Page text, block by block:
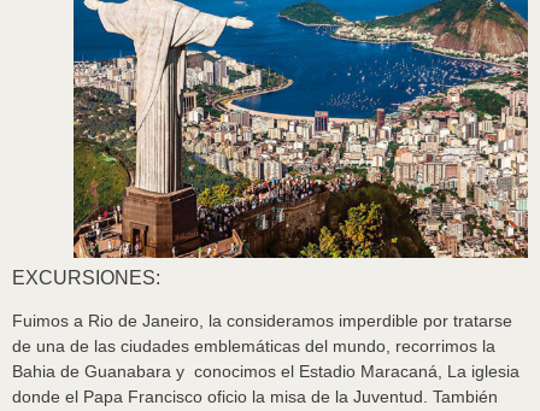
EXCURSIONES:
Fuimos a Rio de Janeiro, la consideramos imperdible por tratarse
de una de las ciudades emblemáticas del mundo, recorrimos la
Bahia de Guanabara y conocimos el Estadio Maracaná, La iglesia
donde el Papa Francisco oficio la misa de la Juventud. También